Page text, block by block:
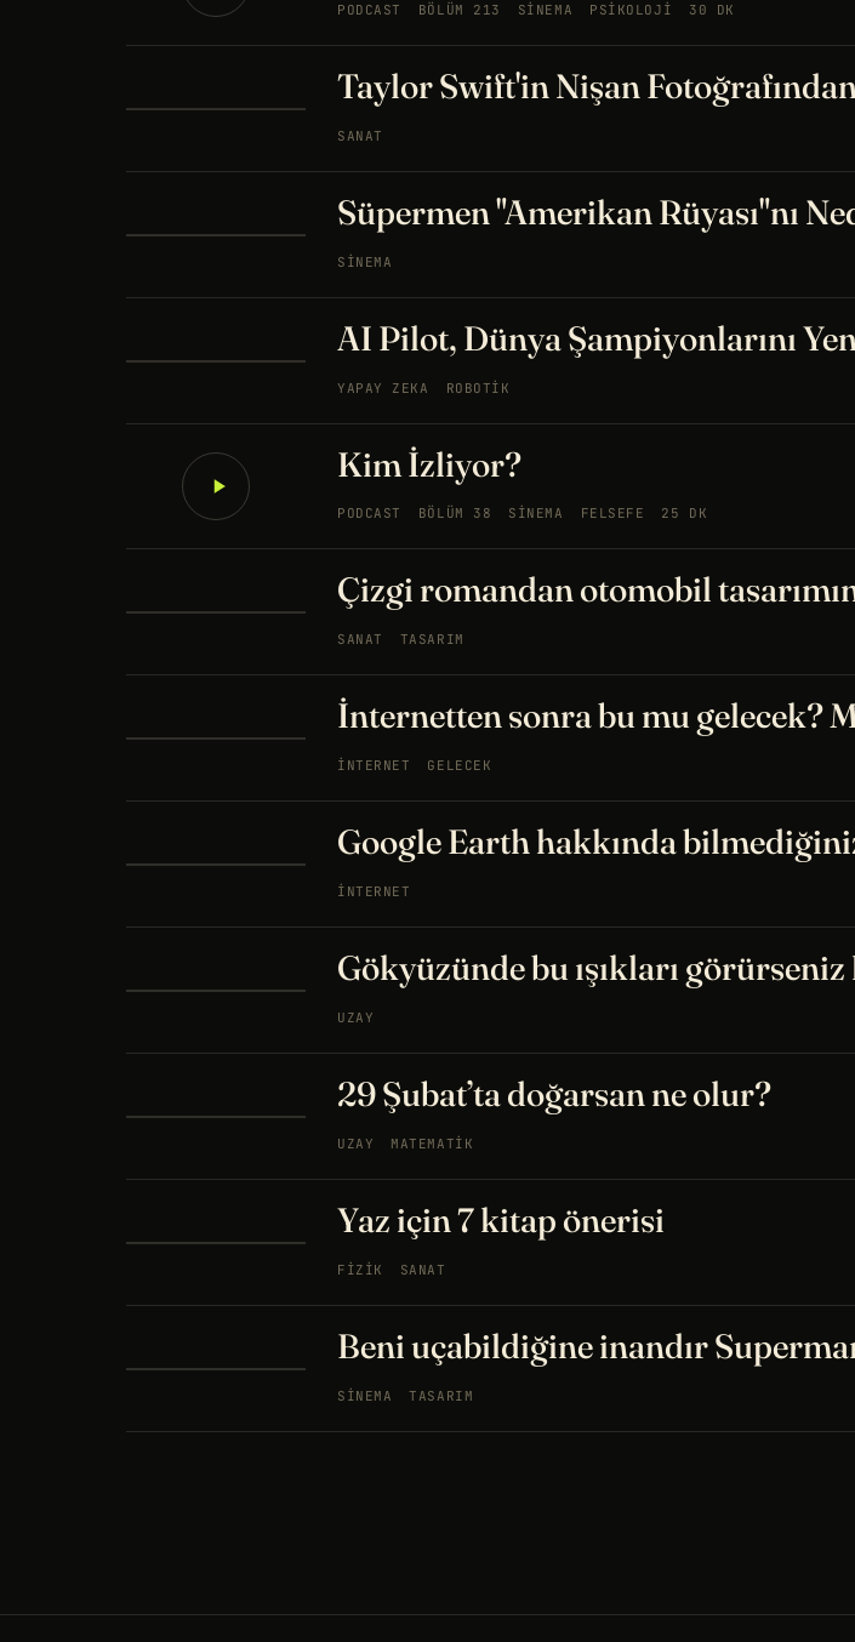
PODCAST BÖLÜM 213 SINEMA PSIKOLOJI 30 DK
Taylor Swift'in Nişan
SANAT
Süpermen "Amerikan Rüyası"nı
SINEMA
AI Pilot, Dünya Şampiyonlarını
YAPAY ZEKA ROBOTIK
Kim İzliyor?
PODCAST BÖLÜM 38 SINEMA FELSEFE 25 DK
Çizgi romandan otomobil
SANAT TASARIM
İnternetten sonra bu mu gelecek?
İNTERNET GELECEK
Google Earth hakkında
İNTERNET
Gökyüzünde bu ışıkları
UZAY
29 Şubat’ta doğarsan ne olur?
UZAY MATEMATIK
Yaz için 7 kitap önerisi
FIZIK SANAT
Beni uçabildiğine inandır
SINEMA TASARIM